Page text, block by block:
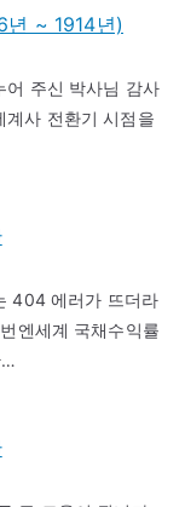
년 ~ 1914년)
어 주신 박사님 감사
계사 전환기 시점을
404 에러가 뜨더라
엔세계 국채수익률
…